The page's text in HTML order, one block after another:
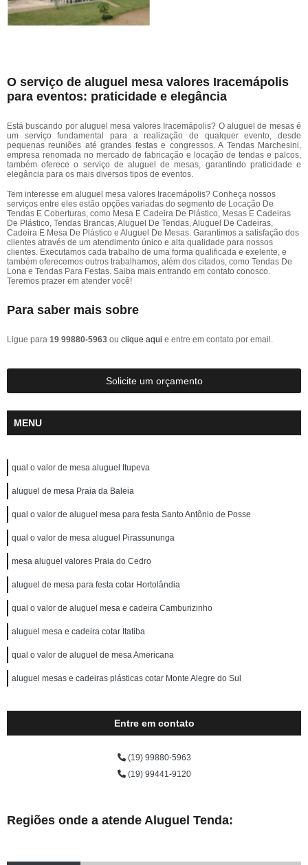
O serviço de aluguel mesa valores Iracemápolis
para eventos: praticidade e elegância
Está buscando por aluguel mesa valores Iracemápolis? O aluguel de mesas é
um serviço fundamental para a realização de qualquer evento, desde
pequenas reuniões até grandes festas e congressos. A Tendas Marchesini,
empresa renomada no mercado de fabricação e locação de tendas e palcos,
também oferece o serviço de aluguel de mesas, garantindo praticidade e
elegância para os mais diversos tipos de eventos.
Tem interesse em aluguel mesa valores Iracemápolis? Conheça nossos
serviços entre eles estão opções variadas do segmento de Locação De
Tendas E Coberturas, como Mesa E Cadeira De Plástico, Mesas E Cadeiras
De Plástico, Tendas Brancas, Aluguel De Tendas, Aluguel De Cadeiras,
Cadeira E Mesa De Plástico e Aluguel De Mesas. Garantimos a satisfação dos
clientes através de um atendimento único e alta qualidade para nossos
clientes. Executamos cada trabalho de uma forma qualificada e exelente, e
também oferecemos outros trabalhamos, além dos citados, como Tendas De
Lona e Tendas Para Festas. Saiba mais entrando em contato conosco.
Teremos prazer em atender você!
Para saber mais sobre
Ligue para 19 99880-5963 ou clique aqui e entre em contato por email.
Solicite um orçamento
MENU
qual o valor de mesa aluguel Itupeva
aluguel de mesa Praia da Baleia
qual o valor de aluguel mesa para festa Santo Antônio de Posse
qual o valor de mesa aluguel Pirassununga
mesa aluguel valores Praia do Cedro
aluguel de mesa para festa cotar Hortolândia
qual o valor de aluguel mesa e cadeira Camburizinho
aluguel mesa e cadeira cotar Itatiba
qual o valor de aluguel de mesa Americana
aluguel mesas e cadeiras plásticas cotar Monte Alegre do Sul
Entre em contato
(19) 99880-5963
(19) 99441-9120
Regiões onde a atende Aluguel Tenda: